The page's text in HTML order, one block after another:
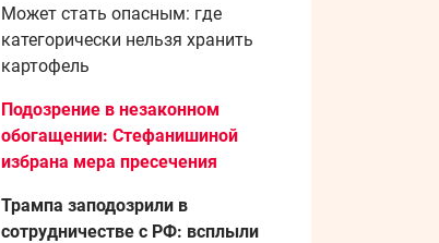
Может стать опасным: где
категорически нельзя хранить
картофель
Подозрение в незаконном
обогащении: Стефанишиной
избрана мера пресечения
Трампа заподозрили в
сотрудничестве с РФ: всплыли